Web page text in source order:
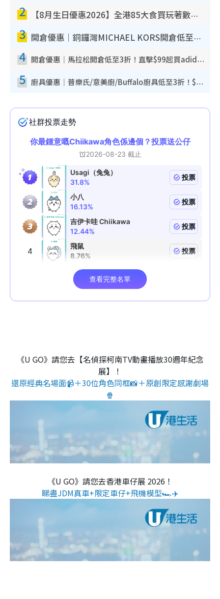
2 【8月生日優惠2026】全港85大食買玩著數攻略 自助餐/火鍋放題同行免費＋誠品/DONKI送現金券
3 開倉優惠｜銅鑼灣MICHAEL KORS開倉低至17折！直擊$500起買手袋/銀包/鞋款 必買經典Jet Set系列
4 開倉優惠｜馬拉松開倉低至3折！直擊$99起買adidas／New Balance／Puma鞋款 STANLEY保溫杯劈價至$119起
5 廚具優惠｜普樂氏/意美廚/Buffalo廚具低至3折！$89起買煎鍋／炒鑊／個人鍋 同場小家電激減至$99起
《U GO》請您去【名偵探柯南TV動畫播放30週年紀念
展】！
還原經典名場面📹＋30位角色同框📸＋原創限定感謝劇場
🍿
《U GO》請您去香港車仔展 2026！
睇盡JDM真車+限定車仔+飛機模型🏎️✈️